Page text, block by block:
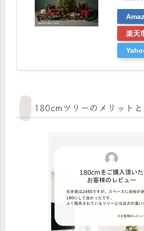
楽天
180cmツリーのメリット